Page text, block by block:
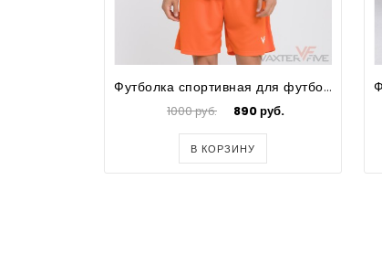
Футболка спортивная для футбола мужская Prima
1000 руб. 890 руб.
В КОРЗИНУ